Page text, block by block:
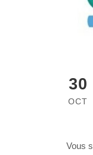
30
OCT
Vous